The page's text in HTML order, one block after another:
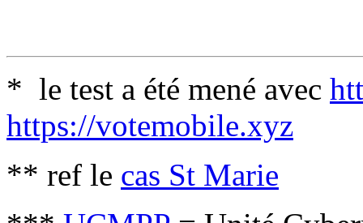
* le test a été mené avec
https://votemobile.xyz
** ref le cas St Marie